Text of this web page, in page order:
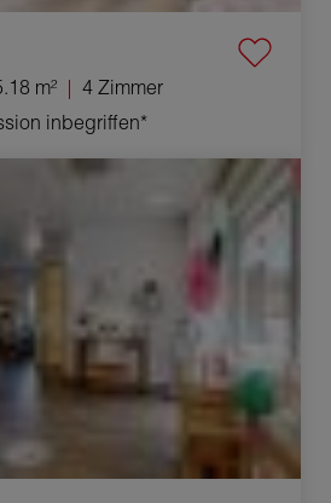
m²
4 Zimmer
inbegriffen*
6 Zimmer 121 m²